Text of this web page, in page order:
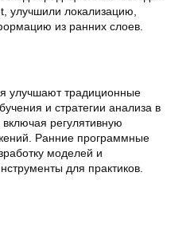
улучшили локализацию,
из ранних слоев.
улучшают традиционные
и стратегии анализа в
регулятивную
Ранние программные
моделей и
для практиков.